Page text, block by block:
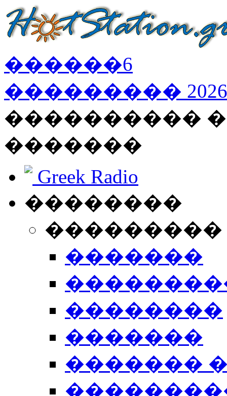
������6
��������� 2026
����������
�������
Greek Radio
��������
�������
��������
�������
�������